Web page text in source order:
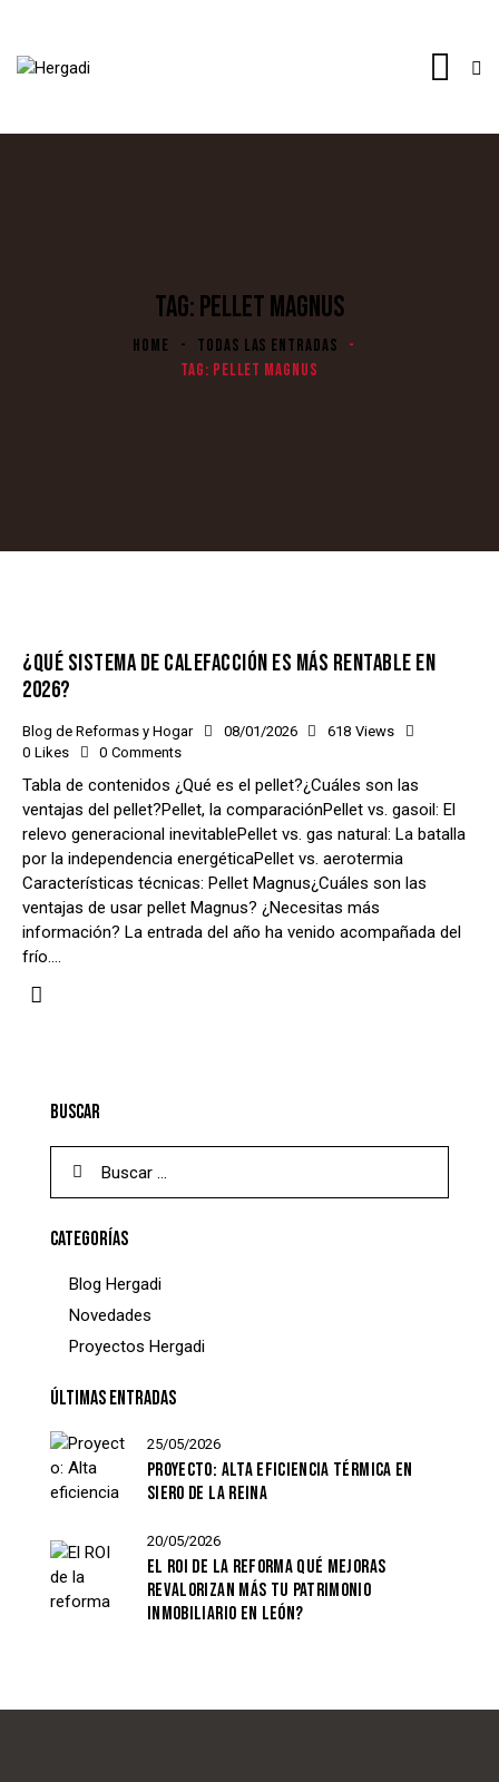
TAG: PELLET MAGNUS
HOME
TODAS LAS ENTRADAS
TAG: PELLET MAGNUS
¿QUÉ SISTEMA DE CALEFACCIÓN ES MÁS RENTABLE EN
2026?
Blog de Reformas y Hogar 08/01/2026 618 Views
0 Likes 0 Comments
Tabla de contenidos ¿Qué es el pellet?¿Cuáles son las
ventajas del pellet?Pellet, la comparaciónPellet vs. gasoil: El
relevo generacional inevitablePellet vs. gas natural: La batalla
por la independencia energéticaPellet vs. aerotermia
Características técnicas: Pellet Magnus¿Cuáles son las
ventajas de usar pellet Magnus? ¿Necesitas más
información? La entrada del año ha venido acompañada del
frío.…
BUSCAR
CATEGORÍAS
Blog Hergadi
Novedades
Proyectos Hergadi
ÚLTIMAS ENTRADAS
25/05/2026
PROYECTO: ALTA EFICIENCIA TÉRMICA EN
SIERO DE LA REINA
20/05/2026
EL ROI DE LA REFORMA QUÉ MEJORAS
REVALORIZAN MÁS TU PATRIMONIO
INMOBILIARIO EN LEÓN?